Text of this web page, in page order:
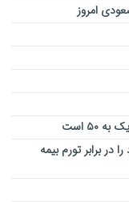
است
در برابر تورم بیمه